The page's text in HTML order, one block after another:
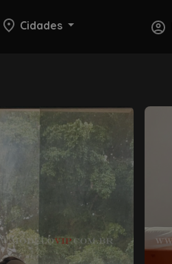
Cidades